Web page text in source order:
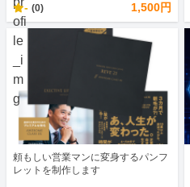
- (0) 1,500円
頼もしい営業マンに変身するパンフ
レットを制作します